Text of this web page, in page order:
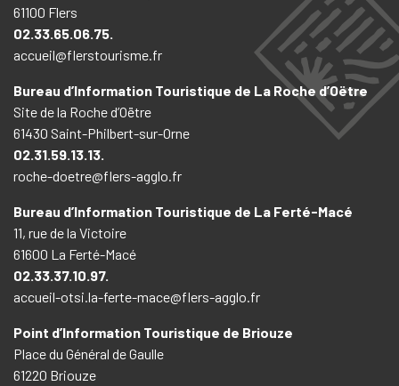
61100 Flers
02.33.65.06.75.
accueil@flerstourisme.fr
Bureau d’Information Touristique de La Roche d’Oëtre
Site de la Roche d’Oëtre
61430 Saint-Philbert-sur-Orne
02.31.59.13.13.
roche-doetre@flers-agglo.fr
Bureau d’Information Touristique de La Ferté-Macé
11, rue de la Victoire
61600 La Ferté-Macé
02.33.37.10.97.
accueil-otsi.la-ferte-mace@flers-agglo.fr
Point d’Information Touristique de Briouze
Place du Général de Gaulle
61220 Briouze